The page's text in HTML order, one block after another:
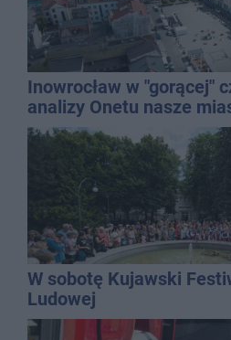
Inowrocław w "gorącej"
analizy Onetu nasze
najbardziej narażonych
W sobotę Kujawski
Ludowej